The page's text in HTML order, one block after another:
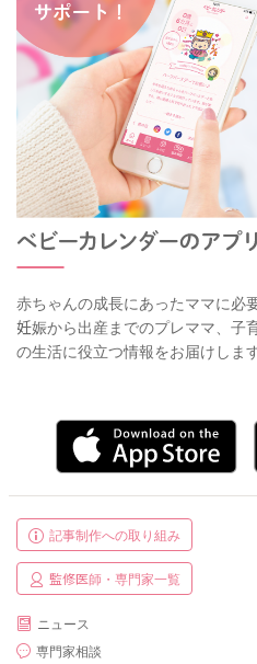
赤ちゃんの成長にあったママに必
妊娠から出産までのプレママ、子
の生活に役立つ情報をお届けします
記事制作への取り組み
監修医師・専門家一覧
ニュース
専門家相談